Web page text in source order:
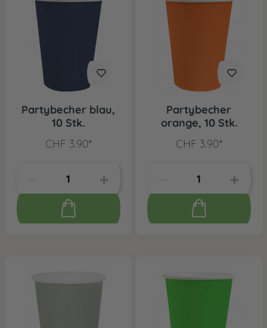
Partybecher blau,
10 Stk.
CHF 3.90*
Partybecher
orange, 10 Stk.
CHF 3.90*